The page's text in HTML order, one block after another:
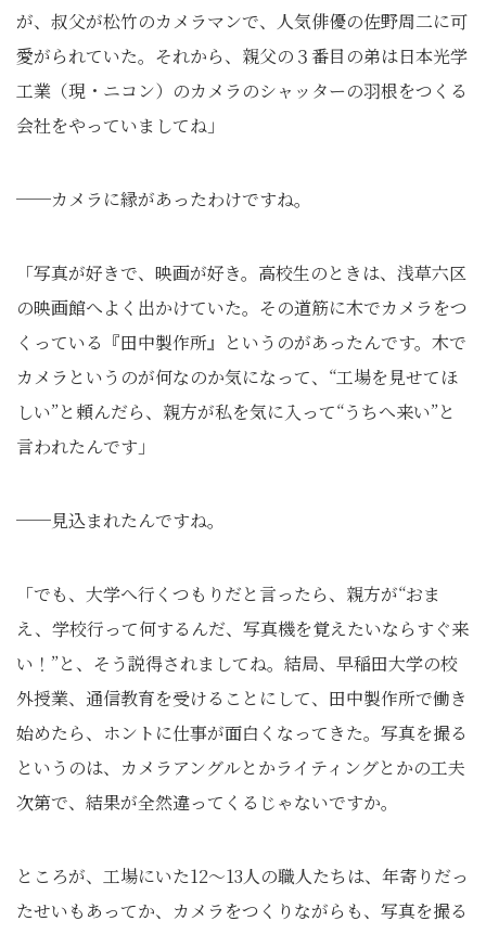
が、叔父が松竹のカメラマンで、人気俳優の佐野周二に可
愛がられていた。それから、親父の３番目の弟は日本光学
工業（現・ニコン）のカメラのシャッターの羽根をつくる
会社をやっていましてね」
──カメラに縁があったわけですね。
「写真が好きで、映画が好き。高校生のときは、浅草六区
の映画館へよく出かけていた。その道筋に木でカメラをつ
くっている『田中製作所』というのがあったんです。木で
カメラというのが何なのか気になって、“工場を見せてほ
しい”と頼んだら、親方が私を気に入って“うちへ来い”と
言われたんです」
──見込まれたんですね。
「でも、大学へ行くつもりだと言ったら、親方が“おま
え、学校行って何するんだ、写真機を覚えたいならすぐ来
い！”と、そう説得されましてね。結局、早稲田大学の校
外授業、通信教育を受けることにして、田中製作所で働き
始めたら、ホントに仕事が面白くなってきた。写真を撮る
というのは、カメラアングルとかライティングとかの工夫
次第で、結果が全然違ってくるじゃないですか。
ところが、工場にいた12～13人の職人たちは、年寄りだっ
たせいもあってか、カメラをつくりながらも、写真を撮る